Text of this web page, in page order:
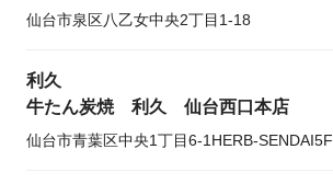
仙台市泉区八乙女中央2丁目1-18
利久
牛たん炭焼 利久 仙台西口本店
仙台市青葉区中央1丁目6-1HERB-SENDAI5F